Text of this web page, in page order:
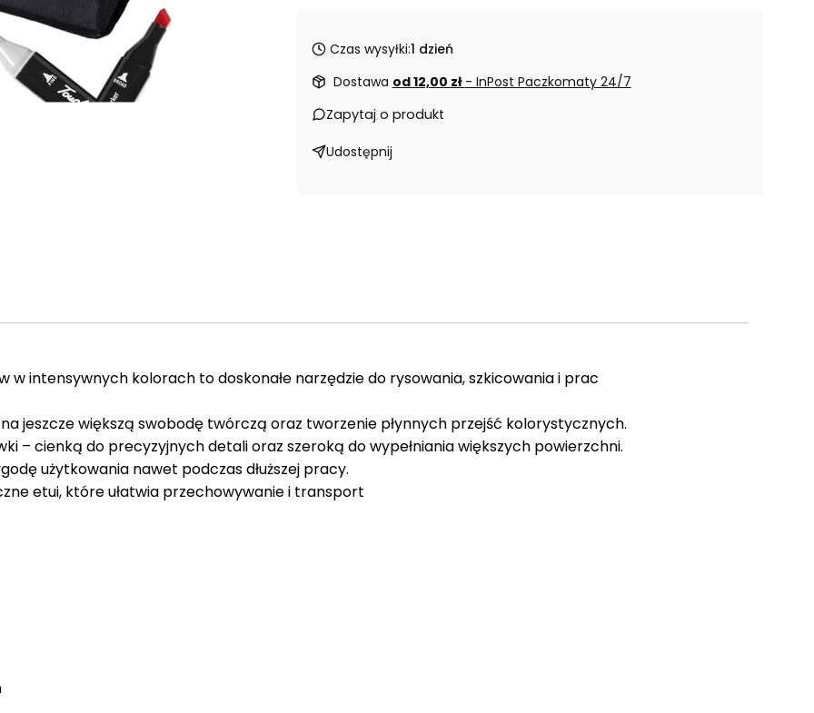
Czas wysyłki:1 dzień
Dostawa od 12,00 zł - InPost Paczkomaty 24/7
Zapytaj o produkt
Udostępnij
intensywnych kolorach to doskonałe narzędzie do rysowania, szkicowania i prac
jeszcze większą swobodę twórczą oraz tworzenie płynnych przejść kolorystycznych.
– cienką do precyzyjnych detali oraz szeroką do wypełniania większych powierzchni.
użytkowania nawet podczas dłuższej pracy.
etui, które ułatwia przechowywanie i transport